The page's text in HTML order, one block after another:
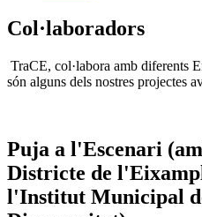
Col·laboradors
TraCE, col·labora amb diferents
són alguns dels nostres projectes
Puja a l'Escenari
Districte de
l'Institut Municipal